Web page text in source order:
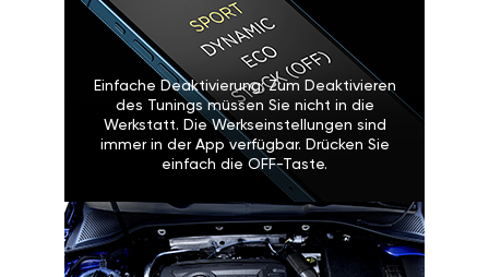
Einfache Deaktivierung: Zum Deaktivieren
des Tunings müssen Sie nicht in die
Werkstatt. Die Werkseinstellungen sind
immer in der App verfügbar. Drücken Sie
einfach die OFF-Taste.